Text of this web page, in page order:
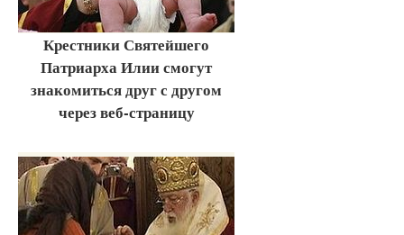
Крестники Святейшего
Патриарха Илии смогут
знакомиться друг с другом
через веб-страницу